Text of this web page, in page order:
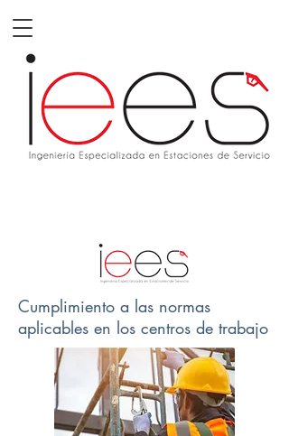
Cumplimiento a las normas
aplicables en los centros de trabajo